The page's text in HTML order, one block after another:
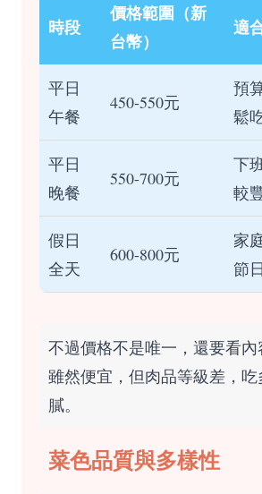
時段
價格範圍（新
台幣）
適
平日
午餐
450-550元
預
鬆
平日
晚餐
550-700元
下
較
假日
全天
600-800元
家
節日
不過價格不是唯一，還要看
雖然便宜，但肉品等級差，吃
膩。
菜色品質與多樣性